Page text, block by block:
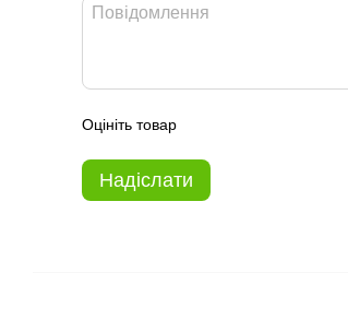
Оцініть товар
Надіслати